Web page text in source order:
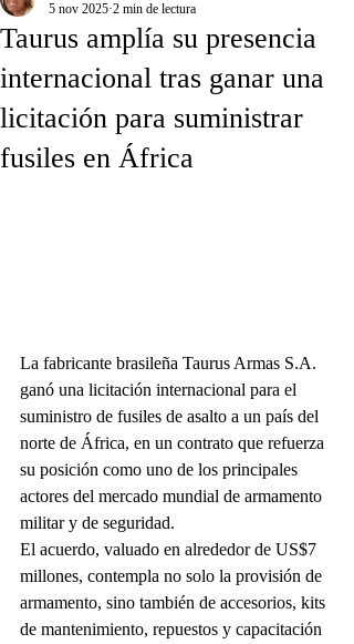
Taurus amplía su presencia
internacional tras ganar una
licitación para suministrar
fusiles en África
5 nov 2025 2 min de lectura
La fabricante brasileña Taurus Armas S.A.
ganó una licitación internacional para el
suministro de fusiles de asalto a un país del
norte de África, en un contrato que refuerza
su posición como uno de los principales
actores del mercado mundial de armamento
militar y de seguridad.
El acuerdo, valuado en alrededor de US$7
millones, contempla no solo la provisión de
armamento, sino también de accesorios, kits
de mantenimiento, repuestos y capacitación